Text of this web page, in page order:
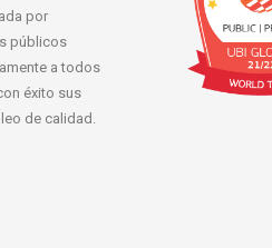
por
públicos
a todos
éxito sus
de calidad.